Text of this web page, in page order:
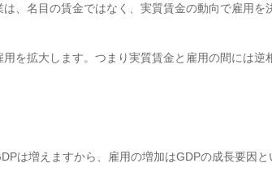
、名目の賃金ではなく、実質賃金の動向で雇用を
拡大します。つまり実質賃金と雇用の間には逆
は増えますから、雇用の増加はGDPの成長要因と